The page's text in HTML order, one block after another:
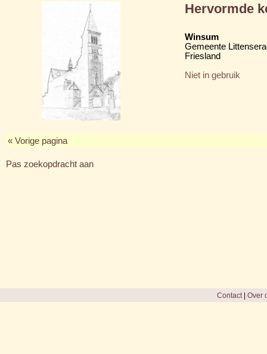
Hervormde
Winsum
Gemeente
Friesland
Niet in gebruik
« Vorige pagina
Pas zoekopdracht aan
Contact| Over